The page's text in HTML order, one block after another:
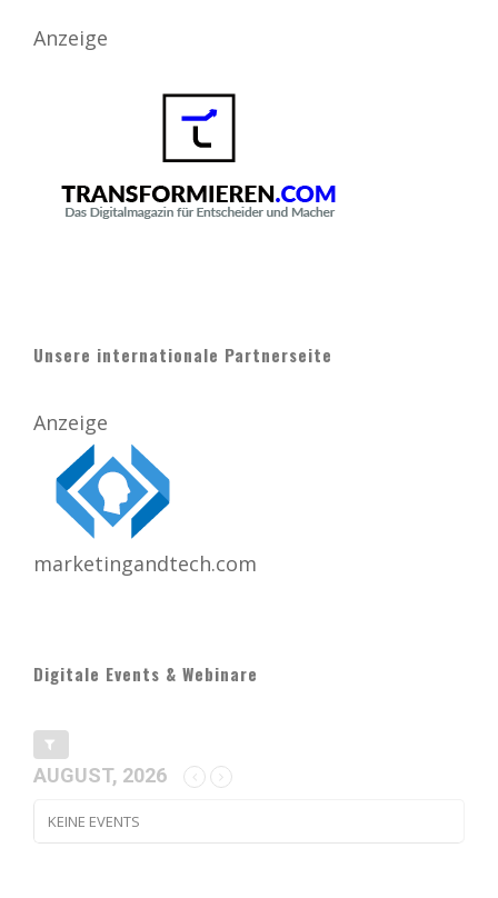
Anzeige
Unsere internationale Partnerseite
Anzeige
marketingandtech.com
Digitale Events & Webinare
AUGUST, 2026
KEINE EVENTS